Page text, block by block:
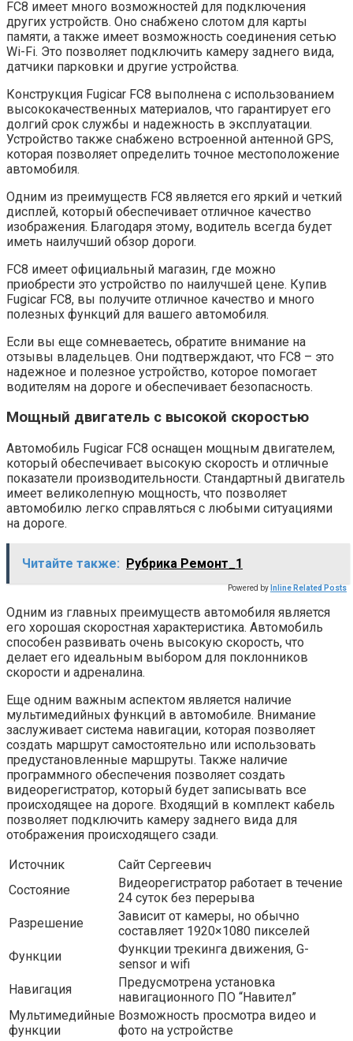
FC8 имеет много возможностей для подключения
других устройств. Оно снабжено слотом для карты
памяти, а также имеет возможность соединения сетью
Wi-Fi. Это позволяет подключить камеру заднего вида,
датчики парковки и другие устройства.
Конструкция Fugicar FC8 выполнена с использованием
высококачественных материалов, что гарантирует его
долгий срок службы и надежность в эксплуатации.
Устройство также снабжено встроенной антенной GPS,
которая позволяет определить точное местоположение
автомобиля.
Одним из преимуществ FC8 является его яркий и четкий
дисплей, который обеспечивает отличное качество
изображения. Благодаря этому, водитель всегда будет
иметь наилучший обзор дороги.
FC8 имеет официальный магазин, где можно
приобрести это устройство по наилучшей цене. Купив
Fugicar FC8, вы получите отличное качество и много
полезных функций для вашего автомобиля.
Если вы еще сомневаетесь, обратите внимание на
отзывы владельцев. Они подтверждают, что FC8 – это
надежное и полезное устройство, которое помогает
водителям на дороге и обеспечивает безопасность.
Мощный двигатель с высокой скоростью
Автомобиль Fugicar FC8 оснащен мощным двигателем,
который обеспечивает высокую скорость и отличные
показатели производительности. Стандартный двигатель
имеет великолепную мощность, что позволяет
автомобилю легко справляться с любыми ситуациями
на дороге.
Читайте также: Рубрика Ремонт_1
Powered by Inline Related Posts
Одним из главных преимуществ автомобиля является
его хорошая скоростная характеристика. Автомобиль
способен развивать очень высокую скорость, что
делает его идеальным выбором для поклонников
скорости и адреналина.
Еще одним важным аспектом является наличие
мультимедийных функций в автомобиле. Внимание
заслуживает система навигации, которая позволяет
создать маршрут самостоятельно или использовать
предустановленные маршруты. Также наличие
программного обеспечения позволяет создать
видеорегистратор, который будет записывать все
происходящее на дороге. Входящий в комплект кабель
позволяет подключить камеру заднего вида для
отображения происходящего сзади.
Источник
Сайт Сергеевич
Состояние
Видеорегистратор работает в течение
24 суток без перерыва
Разрешение
Зависит от камеры, но обычно
составляет 1920×1080 пикселей
Функции
Функции трекинга движения, G-
sensor и wifi
Навигация
Предусмотрена установка
навигационного ПО “Навител”
Мультимедийные
функции
Возможность просмотра видео и
фото на устройстве